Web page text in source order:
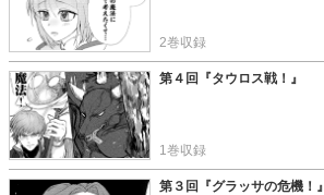
この話を読む
2巻収録
この話を読む
第４回『タウロス戦！』
1巻収録
第３回『グラッサの危機！』